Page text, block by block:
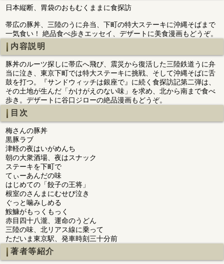
日本縦断、胃袋のおもむくままに食探訪
帯広の豚丼、三陸のうに弁当、下町の特大ステーキに沖縄そばまで
一気食い！ 絶品食べ歩きエッセイ、デザートに美食漫画もどうぞ。
内容説明
豚丼のルーツ探しに帯広へ飛び、震災から復活した三陸鉄道うに弁
当に泣き、東京下町では特大ステーキに挑戦、そして沖縄そばに舌
鼓を打つ。『サンドウィッチは銀座で』に続く食探訪記第二弾は、
その土地が生んだ「かけがえのない味」を求め、北から南まで食べ
歩き。デザートに谷口ジローの絶品漫画もどうぞ。
目次
梅さんの豚丼
黒豚ラブ
津軽の夜はいがめんち
朝の大衆酒場、夜はスナック
ステーキを下町で
てぃーあんだの味
はじめての「餃子の王将」
根室のさんまにむせび泣き
ぐっと噛みしめる
鮟鱇がもっくもっく
赤目四十八瀧、運命のうどん
三陸の味、北リアス線に乗って
ただいま東京駅、発車時刻三十分前
著者等紹介